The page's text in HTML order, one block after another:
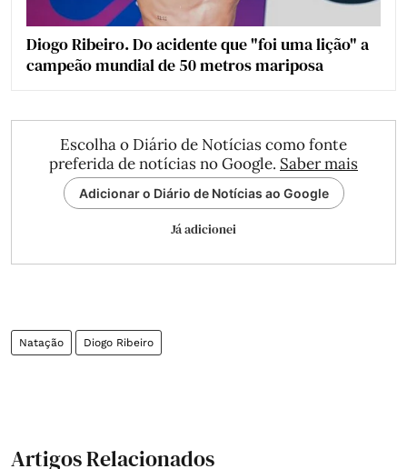
Diogo Ribeiro. Do acidente que "foi uma lição" a
campeão mundial de 50 metros mariposa
Escolha o Diário de Notícias como fonte
preferida de notícias no Google. Saber mais
Adicionar o Diário de Notícias ao Google
Já adicionei
Natação Diogo Ribeiro
Artigos Relacionados